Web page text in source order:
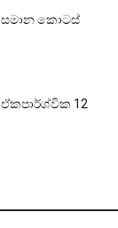
සමාන කොටස්
ඒකපාර්ශ්වික 12